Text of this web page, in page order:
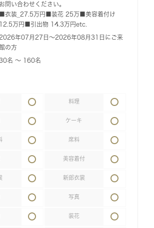
お問い合わせください。
■衣装_27.5万円■装花 25万■美容着付け
12.5万円■引出物 14.3万円etc.
2026年07月27日～2026年08月31日にご来
の方
名 〜 160名
料理
ケーキ
席料
美容着付
新郎衣裳
写真
装花